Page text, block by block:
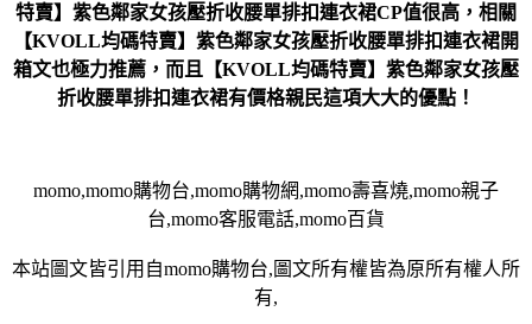
特賣】紫色鄰家女孩壓折收腰單排扣連衣裙CP值很高，相關
【KVOLL均碼特賣】紫色鄰家女孩壓折收腰單排扣連衣裙開
箱文也極力推薦，而且【KVOLL均碼特賣】紫色鄰家女孩壓
折收腰單排扣連衣裙有價格親民這項大大的優點！
momo,momo購物台,momo購物網,momo壽喜燒,momo親子
台,momo客服電話,momo百貨
本站圖文皆引用自momo購物台,圖文所有權皆為原所有權人所
有,